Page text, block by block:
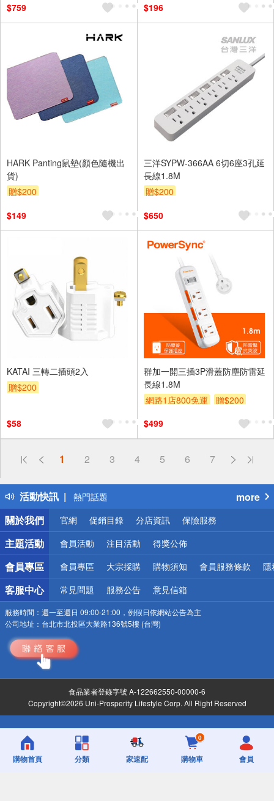
$759
$196
HARK Panting鼠墊(顏色隨機出
貨)
贈$200
$149
三洋SYPW-366AA 6切6座3孔延
長線1.8M
贈$200
$650
KATAI 三轉二插頭2入
贈$200
$58
群加一開三插3P滑蓋防塵防雷延
長線1.8M
網路1店800免運
贈$200
$499
1 2 3 4 5 6 7
活動快訊
偏遠地區配送
得獎公告
熱門話題
銀行優惠
偏遠地區配送
詐騙網頁！請小心！
more
關於我們
官網 促銷目錄 分店資訊 保險服務
主題活動 會員活動 注目活動 得獎公佈
會員專區 會員專區 大宗採購 購物須知 會員服務條款 隱
客服中心 常見問題 服務公告 意見信箱
服務時間： 週一至週日 09:00-21:00，例假日依網站公告為主
公司地址： 台北市北投區大業路136號5樓 (台灣)
食品業者登錄字號 A-122662550-00000-6
Copyright©2026 Uni-Prosperity Lifestyle Corp. All Right Reserved
購物首頁 分類 家速配
0
購物車 會員